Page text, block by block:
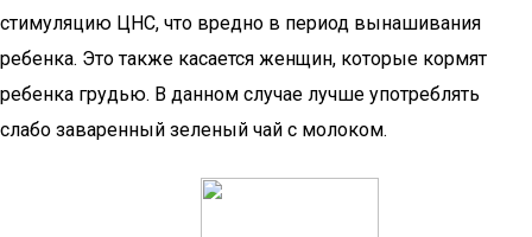
стимуляцию ЦНС, что вредно в период вынашивания
ребенка. Это также касается женщин, которые кормят
ребенка грудью. В данном случае лучше употреблять
слабо заваренный зеленый чай с молоком.